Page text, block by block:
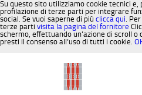
Su questo sito utilizziamo cookie tecnici e,
profilazione di terze parti per integrare
social. Se vuoi saperne di più clicca qui.
terze parti visita la pagina del fornitore
schermo, effettuando un’azione di scroll o
presti il consenso all’uso di tutti i cookie.